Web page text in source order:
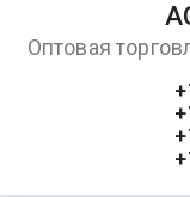
Оптовая